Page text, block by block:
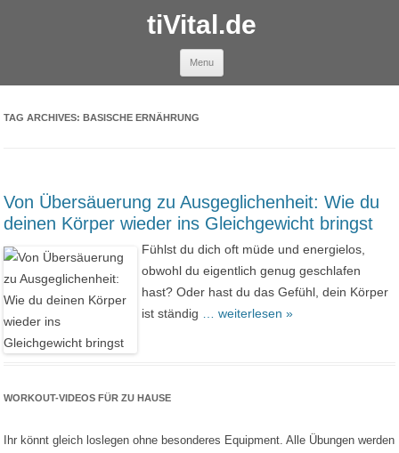
tiVital.de
Menu
TAG ARCHIVES:BASISCHE ERNÄHRUNG
Von Übersäuerung zu Ausgeglichenheit: Wie du
deinen Körper wieder ins Gleichgewicht bringst
Fühlst du dich oft müde und energielos,
obwohl du eigentlich genug geschlafen
hast? Oder hast du das Gefühl, dein Körper
ist ständig
… weiterlesen »
WORKOUT-VIDEOS FÜR ZU HAUSE
Ihr könnt gleich loslegen ohne besonderes Equipment. Alle Übungen werden